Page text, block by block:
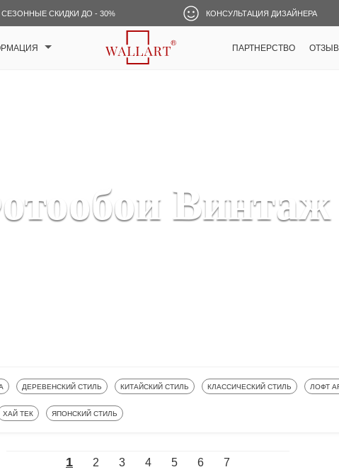
СЕЗОННЫЕ СКИДКИ ДО - 30% КОНСУЛЬТАЦИЯ ДИЗАЙНЕРА
ПАРТНЕРСТВО
Винтаж
ФОТООБОИ
ДЕРЕВЕНСКИЙ СТИЛЬ ФОТООБОИ
КИТАЙСКИЙ СТИЛЬ ФОТООБОИ
КЛАССИЧЕСКИЙ СТИЛЬ ЛОФТ
ФОТООБОИ
ХАЙ ТЕК ФОТООБОИ
ЯПОНСКИЙ СТИЛЬ
1 2 3 4 5 6 7